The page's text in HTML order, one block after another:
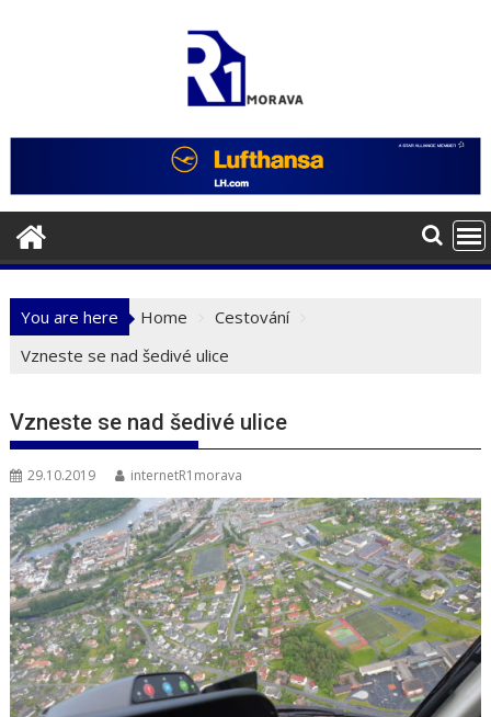
You are here Home
Cestování
Vzneste se nad šedivé ulice
Vzneste se nad šedivé ulice
29.10.2019 internetR1morava